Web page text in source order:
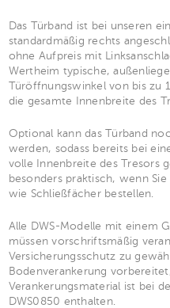
Das Türband ist bei unseren
standardmäßig rechts
ohne Aufpreis mit
Wertheim typische,
Türöffnungswinkel von bis zu
die gesamte Innenbreite des
Optional kann das Türband
werden, sodass bereits bei
volle Innenbreite des Tresors
besonders praktisch, wenn
wie Schließfächer bestellen.
Alle DWS-Modelle mit einem
müssen vorschriftsmäßig
Versicherungsschutz zu
Bodenverankerung
Verankerungsmaterial ist bei
DWS0850 enthalten.